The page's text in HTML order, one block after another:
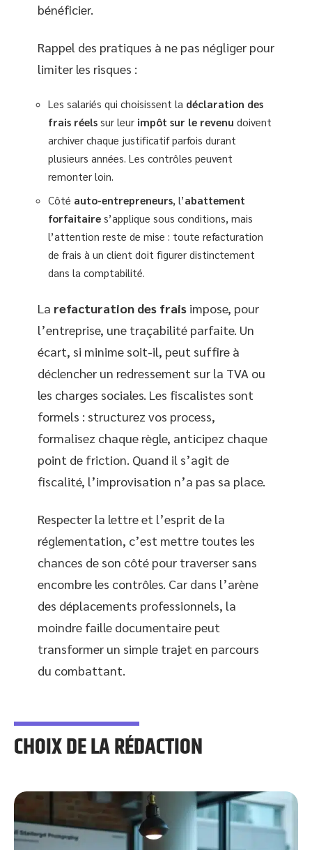
bénéficier.
Rappel des pratiques à ne pas négliger pour
limiter les risques :
Les salariés qui choisissent la déclaration des
frais réels sur leur impôt sur le revenu doivent
archiver chaque justificatif parfois durant
plusieurs années. Les contrôles peuvent
remonter loin.
Côté auto-entrepreneurs , l’abattement
forfaitaire s’applique sous conditions, mais
l’attention reste de mise : toute refacturation
de frais à un client doit figurer distinctement
dans la comptabilité.
La refacturation des frais impose, pour
l’entreprise, une traçabilité parfaite. Un
écart, si minime soit-il, peut suffire à
déclencher un redressement sur la TVA ou
les charges sociales. Les fiscalistes sont
formels : structurez vos process,
formalisez chaque règle, anticipez chaque
point de friction. Quand il s’agit de
fiscalité, l’improvisation n’a pas sa place.
Respecter la lettre et l’esprit de la
réglementation, c’est mettre toutes les
chances de son côté pour traverser sans
encombre les contrôles. Car dans l’arène
des déplacements professionnels, la
moindre faille documentaire peut
transformer un simple trajet en parcours
du combattant.
CHOIX DE LA RÉDACTION